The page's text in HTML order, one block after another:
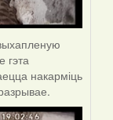
гэта
накарміць